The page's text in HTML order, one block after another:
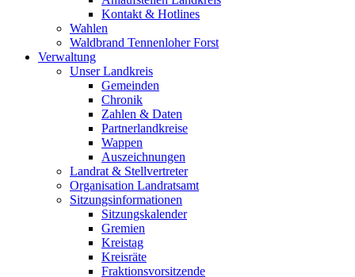
Kontakt & Hotlines
Wahlen
Waldbrand Tennenloher Forst
Verwaltung
Unser Landkreis
Gemeinden
Chronik
Zahlen & Daten
Partnerlandkreise
Wappen
Auszeichnungen
Landrat & Stellvertreter
Organisation Landratsamt
Sitzungsinformationen
Sitzungskalender
Gremien
Kreistag
Kreisräte
Fraktionsvorsitzende